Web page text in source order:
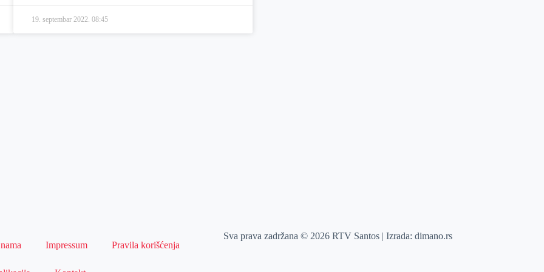
19. septembar 2022.08:45
Impressum Pravila korišćenja
Sva prava zadržana © 2026 RTV Santos | Izrada:dimano.rs